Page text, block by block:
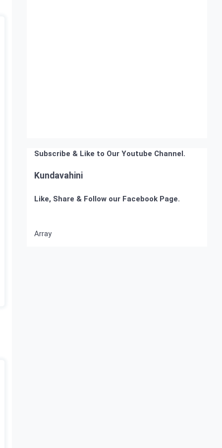
Subscribe & Like to Our Youtube Channel.
Kundavahini
Like, Share & Follow our Facebook Page.
Array